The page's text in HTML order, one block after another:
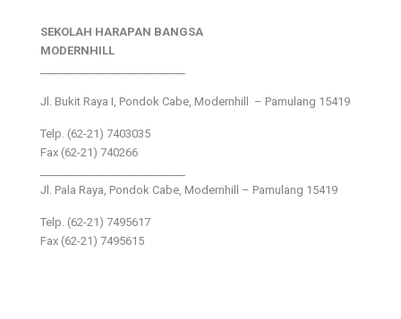
SEKOLAH HARAPAN BANGSA
MODERNHILL
Jl. Bukit Raya I, Pondok Cabe, Modernhill – Pamulang 15419
Telp. (62-21) 7403035
Fax (62-21) 740266
Jl. Pala Raya, Pondok Cabe, Modernhill – Pamulang 15419
Telp. (62-21) 7495617
Fax (62-21) 7495615